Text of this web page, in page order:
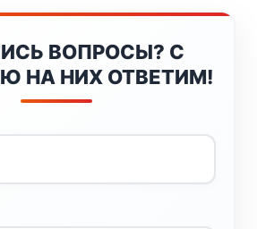
ВОПРОСЫ? С
НА НИХ ОТВЕТИМ!